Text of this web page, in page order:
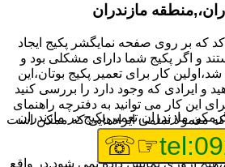
مازندران
کد که بر روی صفحه نمایگشر پکیج ایجاد
و اگر پکیج شما دارای مشکلی بود و
کار برای تعمیر پکیج بوتان،این
و ایرادی که وجود دارد را بررسی کنید
این کار می توانید به دفترچه راهنمای
معمولا تمامی ایرادهایی که ممکن است
گرفته است.
اروری نمایش داده نمی شود.در واقع
مازندران،تعمیر پکیج در مازندران
☞☏